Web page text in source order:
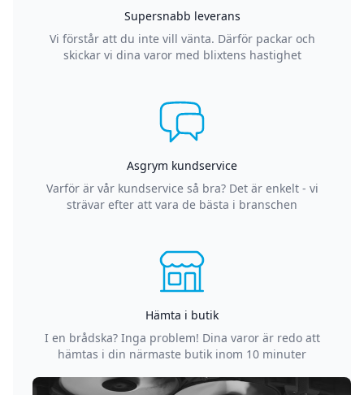
Supersnabb leverans
Vi förstår att du inte vill vänta. Därför packar och
skickar vi dina varor med blixtens hastighet
Asgrym kundservice
Varför är vår kundservice så bra? Det är enkelt - vi
strävar efter att vara de bästa i branschen
Hämta i butik
I en brådska? Inga problem! Dina varor är redo att
hämtas i din närmaste butik inom 10 minuter